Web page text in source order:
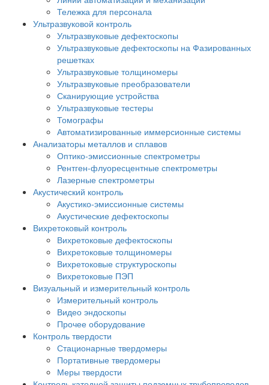
Тележка для персонала
Ультразвуковой контроль
Ультразвуковые дефектоскопы
Ультразвуковые дефектоскопы на Фазированных
решетках
Ультразвуковые толщиномеры
Ультразвуковые преобразователи
Сканирующие устройства
Ультразвуковые тестеры
Томографы
Автоматизированные иммерсионные системы
Анализаторы металлов и сплавов
Оптико-эмиссионные спектрометры
Рентген-флуоресцентные спектрометры
Лазерные спектрометры
Акустический контроль
Акустико-эмиссионные системы
Акустические дефектоскопы
Вихретоковый контроль
Вихретоковые дефектоскопы
Вихретоковые толщиномеры
Вихретоковые структуроскопы
Вихретоковые ПЭП
Визуальный и измерительный контроль
Измерительный контроль
Видео эндоскопы
Прочее оборудование
Контроль твердости
Стационарные твердомеры
Портативные твердомеры
Меры твердости